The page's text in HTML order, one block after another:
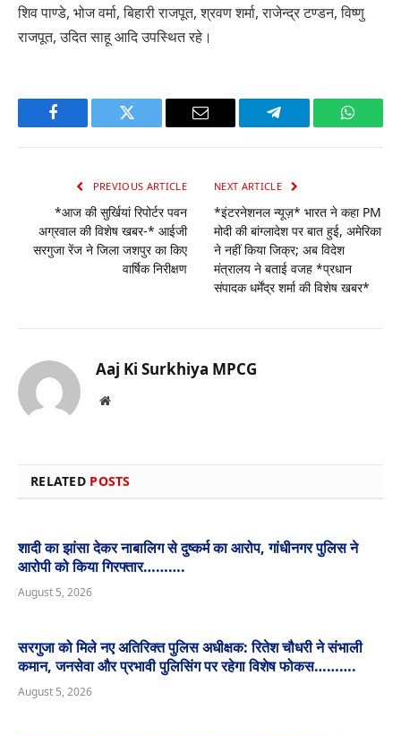
शिव पाण्डे, भोज वर्मा, बिहारी राजपूत, श्रवण शर्मा, राजेन्द्र टण्डन, विष्णु
राजपूत, उदित साहू आदि उपस्थित रहे।
Facebook Twitter Email Telegram
PREVIOUS ARTICLE
*आज की सुर्खियां रिपोर्टर पवन
अग्रवाल की विशेष खबर-* आईजी
सरगुजा रेंज ने जिला जशपुर का किए
वार्षिक निरीक्षण
NEXT ARTICLE
*इंटरनेशनल न्यूज़* भारत ने कहा PM
मोदी की बांग्लादेश पर बात हुई, अमेरिका
ने नहीं किया जिक्र; अब विदेश
मंत्रालय ने बताई वजह *प्रधान
संपादक धर्मेंद्र शर्मा की विशेष खबर*
Aaj Ki Surkhiya MPCG
Website
RELATED POSTS
शादी का झांसा देकर नाबालिग से दुष्कर्म का आरोप, गांधीनगर पुलिस ने
आरोपी को किया गिरफ्तार……….
August 5, 2026
सरगुजा को मिले नए अतिरिक्त पुलिस अधीक्षक: रितेश चौधरी ने संभाली
कमान, जनसेवा और प्रभावी पुलिसिंग पर रहेगा विशेष फोकस……….
August 5, 2026